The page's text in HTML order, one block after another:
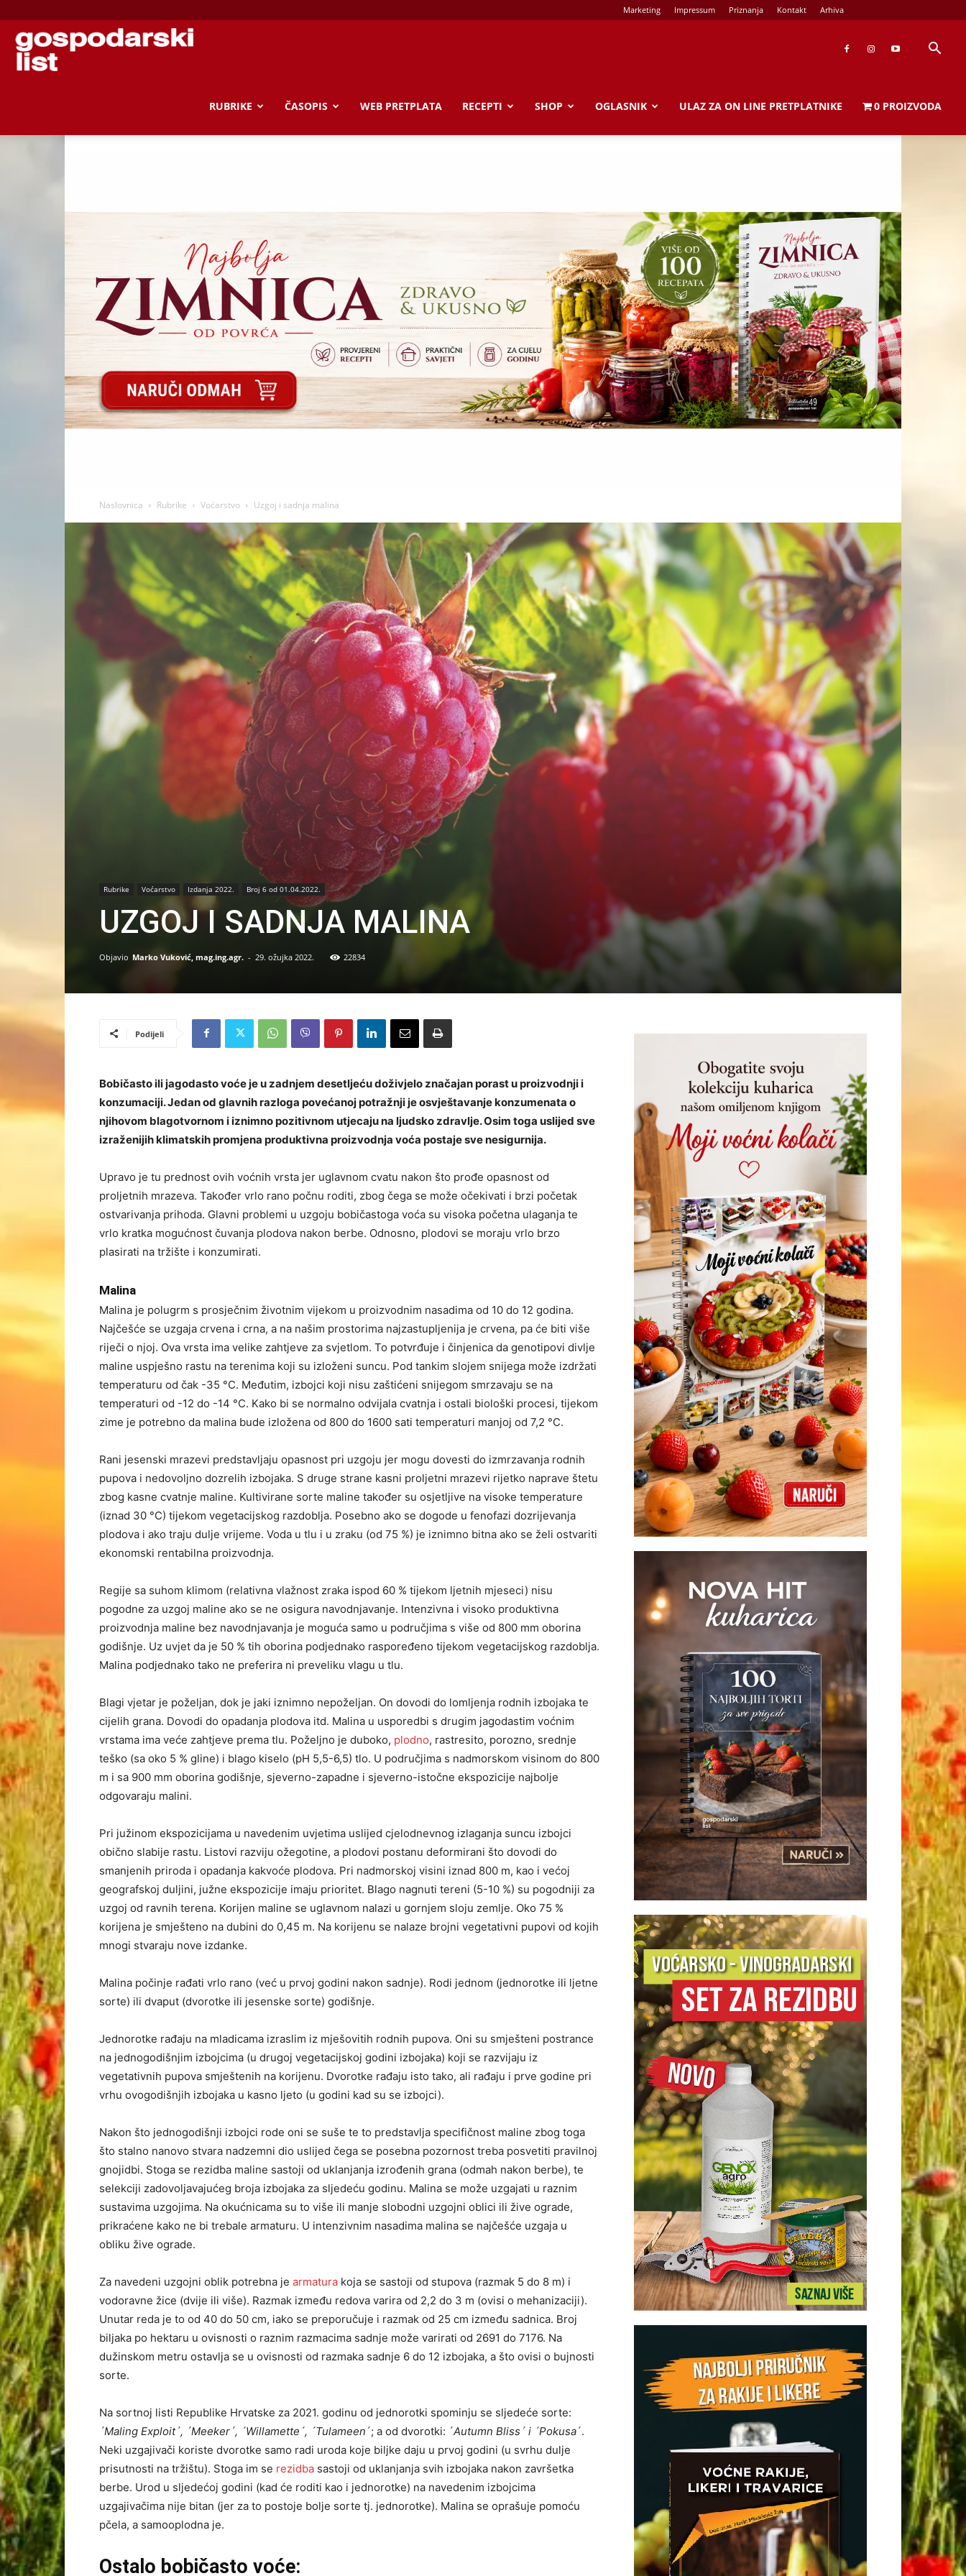
Marketing Impressum Priznanja Kontakt Arhiva
Gospodarski
RUBRIKE ČASOPIS WEB PRETPLATA RECEPTI SHOP OGLASNIK ULAZ ZA ON LINE PRETPLATNIKE 0 PROIZVODA
Naslovnica Rubrike Voćarstvo Uzgoj i sadnja malina
Rubrike Voćarstvo Izdanja 2022. Broj 6 od 01.04.2022.
UZGOJ I SADNJA MALINA
Objavio Marko Vuković, mag.ing.agr. - 29. ožujka 2022. 22834
Podijeli
Bobičasto ili jagodasto voće je u zadnjem desetljeću doživjelo značajan porast u proizvodnji i
konzumaciji. Jedan od glavnih razloga povećanoj potražnji je osvještavanje konzumenata o
njihovom blagotvornom i iznimno pozitivnom utjecaju na ljudsko zdravlje. Osim toga uslijed sve
izraženijih klimatskih promjena produktivna proizvodnja voća postaje sve nesigurnija.
Upravo je tu prednost ovih voćnih vrsta jer uglavnom cvatu nakon što prođe opasnost od
proljetnih mrazeva. Također vrlo rano počnu roditi, zbog čega se može očekivati i brzi početak
ostvarivanja prihoda. Glavni problemi u uzgoju bobičastoga voća su visoka početna ulaganja te
vrlo kratka mogućnost čuvanja plodova nakon berbe. Odnosno, plodovi se moraju vrlo brzo
plasirati na tržište i konzumirati.
Malina
Malina je polugrm s prosječnim životnim vijekom u proizvodnim nasadima od 10 do 12 godina.
Najčešće se uzgaja crvena i crna, a na našim prostorima najzastupljenija je crvena, pa će biti više
riječi o njoj. Ova vrsta ima velike zahtjeve za svjetlom. To potvrđuje i činjenica da genotipovi divlje
maline uspješno rastu na terenima koji su izloženi suncu. Pod tankim slojem snijega može izdržati
temperaturu od čak -35 °C. Međutim, izbojci koji nisu zaštićeni snijegom smrzavaju se na
temperaturi od -12 do -14 °C. Kako bi se normalno odvijala cvatnja i ostali biološki procesi, tijekom
zime je potrebno da malina bude izložena od 800 do 1600 sati temperaturi manjoj od 7,2 °C.
Rani jesenski mrazevi predstavljaju opasnost pri uzgoju jer mogu dovesti do izmrzavanja rodnih
pupova i nedovoljno dozrelih izbojaka. S druge strane kasni proljetni mrazevi rijetko naprave štetu
zbog kasne cvatnje maline. Kultivirane sorte maline također su osjetljive na visoke temperature
(iznad 30 °C) tijekom vegetacijskog razdoblja. Posebno ako se dogode u fenofazi dozrijevanja
plodova i ako traju dulje vrijeme. Voda u tlu i u zraku (od 75 %) je iznimno bitna ako se želi ostvariti
ekonomski rentabilna proizvodnja.
Regije sa suhom klimom (relativna vlažnost zraka ispod 60 % tijekom ljetnih mjeseci) nisu
pogodne za uzgoj maline ako se ne osigura navodnjavanje. Intenzivna i visoko produktivna
proizvodnja maline bez navodnjavanja je moguća samo u područjima s više od 800 mm oborina
godišnje. Uz uvjet da je 50 % tih oborina podjednako raspoređeno tijekom vegetacijskog razdoblja.
Malina podjednako tako ne preferira ni preveliku vlagu u tlu.
Blagi vjetar je poželjan, dok je jaki iznimno nepoželjan. On dovodi do lomljenja rodnih izbojaka te
cijelih grana. Dovodi do opadanja plodova itd. Malina u usporedbi s drugim jagodastim voćnim
vrstama ima veće zahtjeve prema tlu. Poželjno je duboko, plodno, rastresito, porozno, srednje
teško (sa oko 5 % gline) i blago kiselo (pH 5,5-6,5) tlo. U područjima s nadmorskom visinom do 800
m i sa 900 mm oborina godišnje, sjeverno-zapadne i sjeverno-istočne ekspozicije najbolje
odgovaraju malini.
Pri južinom ekspozicijama u navedenim uvjetima uslijed cjelodnevnog izlaganja suncu izbojci
obično slabije rastu. Listovi razviju ožegotine, a plodovi postanu deformirani što dovodi do
smanjenih priroda i opadanja kakvoće plodova. Pri nadmorskoj visini iznad 800 m, kao i većoj
geografskoj duljini, južne ekspozicije imaju prioritet. Blago nagnuti tereni (5-10 %) su pogodniji za
uzgoj od ravnih terena. Korijen maline se uglavnom nalazi u gornjem sloju zemlje. Oko 75 %
korijena je smješteno na dubini do 0,45 m. Na korijenu se nalaze brojni vegetativni pupovi od kojih
mnogi stvaraju nove izdanke.
Malina počinje rađati vrlo rano (već u prvoj godini nakon sadnje). Rodi jednom (jednorotke ili ljetne
sorte) ili dvaput (dvorotke ili jesenske sorte) godišnje.
Jednorotke rađaju na mladicama izraslim iz mješovitih rodnih pupova. Oni su smješteni postrance
na jednogodišnjim izbojcima (u drugoj vegetacijskoj godini izbojaka) koji se razvijaju iz
vegetativnih pupova smještenih na korijenu. Dvorotke rađaju isto tako, ali rađaju i prve godine pri
vrhu ovogodišnjih izbojaka u kasno ljeto (u godini kad su se izbojci).
Nakon što jednogodišnji izbojci rode oni se suše te to predstavlja specifičnost maline zbog toga
što stalno nanovo stvara nadzemni dio uslijed čega se posebna pozornost treba posvetiti pravilnoj
gnojidbi. Stoga se rezidba maline sastoji od uklanjanja izrođenih grana (odmah nakon berbe), te
selekciji zadovoljavajućeg broja izbojaka za sljedeću godinu. Malina se može uzgajati u raznim
sustavima uzgojima. Na okućnicama su to više ili manje slobodni uzgojni oblici ili žive ograde,
prikraćene kako ne bi trebale armaturu. U intenzivnim nasadima malina se najčešće uzgaja u
obliku žive ograde.
Za navedeni uzgojni oblik potrebna je armatura koja se sastoji od stupova (razmak 5 do 8 m) i
vodoravne žice (dvije ili više). Razmak između redova varira od 2,2 do 3 m (ovisi o mehanizaciji).
Unutar reda je to od 40 do 50 cm, iako se preporučuje i razmak od 25 cm između sadnica. Broj
biljaka po hektaru u ovisnosti o raznim razmacima sadnje može varirati od 2691 do 7176. Na
dužinskom metru ostavlja se u ovisnosti od razmaka sadnje 6 do 12 izbojaka, a što ovisi o bujnosti
sorte.
Na sortnoj listi Republike Hrvatske za 2021. godinu od jednorotki spominju se sljedeće sorte:
´Maling Exploit´, ´Meeker´, ´Willamette´, ´Tulameen ´; a od dvorotki: ´Autumn Bliss´ i ´Pokusa´.
Neki uzgajivači koriste dvorotke samo radi uroda koje biljke daju u prvoj godini (u svrhu dulje
prisutnosti na tržištu). Stoga im se rezidba sastoji od uklanjanja svih izbojaka nakon završetka
berbe. Urod u sljedećoj godini (kad će roditi kao i jednorotke) na navedenim izbojcima
uzgajivačima nije bitan (jer za to postoje bolje sorte tj. jednorotke). Malina se oprašuje pomoću
pčela, a samooplodna je.
Ostalo bobičasto voće: